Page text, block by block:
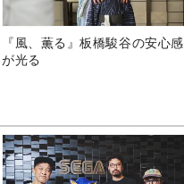
『風、薫る』板橋駿谷の安心感
が光る